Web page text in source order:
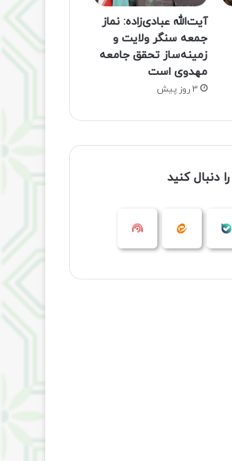
آیت‌الله عبادی‌زاده: نماز
جمعه سنگر ولایت و
زمینه‌ساز تحقق جامعه
مهدوی است
3 روز پیش
دنبال کنید
ایتا